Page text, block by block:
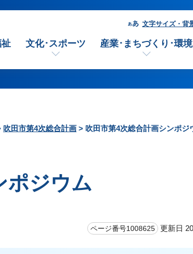
文字サイズ・背
文化･スポーツ 産業･まちづくり･環境
吹田市第4次総合計画 > 吹田市第4次総合計画シンポジ
ポジウム
ページ番号1008625 更新日